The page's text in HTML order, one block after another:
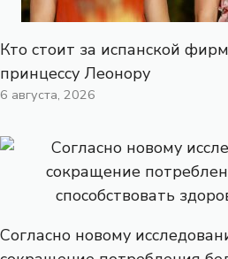
Кто стоит за испанской
принцессу Леонору
6 августа, 2026
Согласно новому